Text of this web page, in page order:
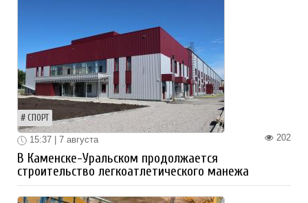
СПОРТ
202
15:37 | 7 августа
В Каменске-Уральском продолжается
строительство легкоатлетического манежа